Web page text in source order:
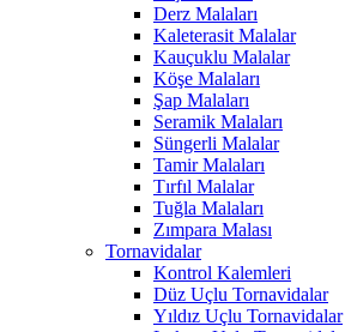
Derz Malaları
Kaleterasit Malalar
Kauçuklu Malalar
Köşe Malaları
Şap Malaları
Seramik Malaları
Süngerli Malalar
Tamir Malaları
Tırfıl Malalar
Tuğla Malaları
Zımpara Malası
Tornavidalar
Kontrol Kalemleri
Düz Uçlu Tornavidalar
Yıldız Uçlu Tornavidalar